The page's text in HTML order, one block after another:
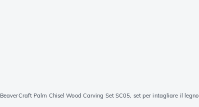
BeaverCraft Palm Chisel Wood Carving Set SC05, set per intagliare il legno